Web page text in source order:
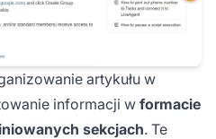
artykułu w
informacji w formacie
sekcjach. Te